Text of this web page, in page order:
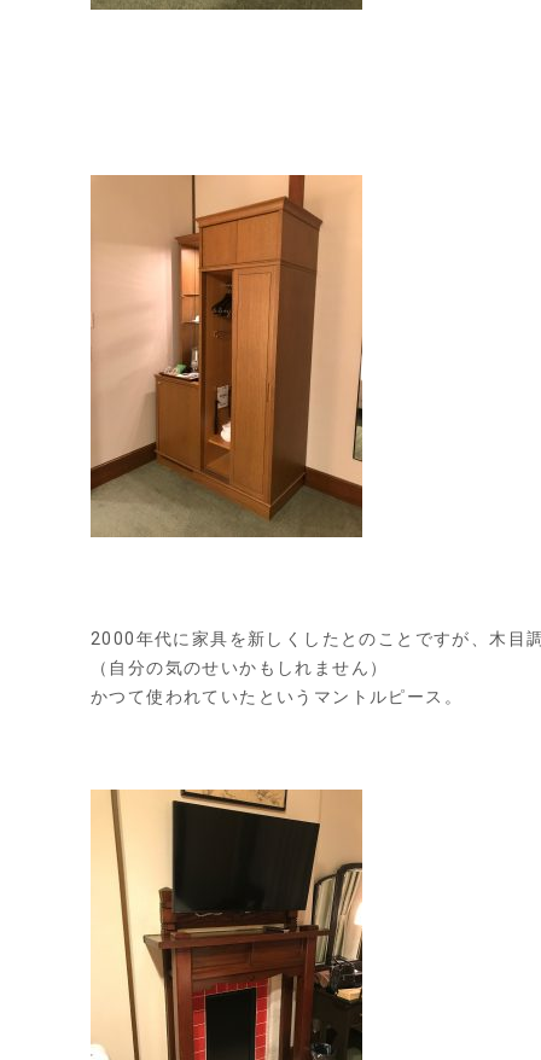
2000年代に家具を新しくしたとのことですが、木目
（自分の気のせいかもしれません）
かつて使われていたというマントルピース。